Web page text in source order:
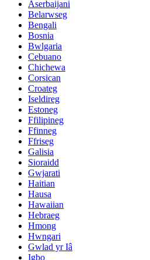
Aserbaijani
Belarwseg
Bengali
Bosnia
Bwlgaria
Cebuano
Chichewa
Corsican
Croateg
Iseldireg
Estoneg
Ffilipineg
Ffinneg
Ffriseg
Galisia
Sioraidd
Gwjarati
Haitian
Hausa
Hawaiian
Hebraeg
Hmong
Hwngari
Gwlad yr Iâ
Igbo